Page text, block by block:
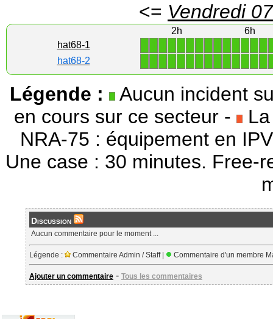
<= Vendredi
2h
6h
hat68-1
hat68-2
Légende :
Aucun incident
en cours sur ce secteur - La
NRA-75 : équipement en
Une case : 30 minutes. Free-
Discussion
Aucun commentaire pour le moment ...
Légende : Commentaire Admin / Staff | Commentaire d'un membre
Ajouter un commentaire - Tous les commentaires